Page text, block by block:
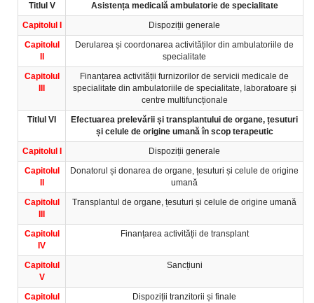
Titlul V
Asistența medicală ambulatorie de specialitate
Capitolul I
Dispoziții generale
Capitolul
Derularea și coordonarea activităților din ambulatoriile de
specialitate
Capitolul
Finanțarea activității furnizorilor de servicii medicale de
specialitate din ambulatoriile de specialitate, laboratoare și
centre multifuncționale
Titlul VI
Efectuarea prelevării și transplantului de organe, țesuturi
și celule de origine umană în scop terapeutic
Capitolul I
Dispoziții generale
Capitolul
Donatorul și donarea de organe, țesuturi și celule de origine
umană
Capitolul
Transplantul de organe, țesuturi și celule de origine umană
Capitolul
IV
Finanțarea activității de transplant
Capitolul
V
Sancțiuni
Capitolul
Dispoziții tranzitorii și finale